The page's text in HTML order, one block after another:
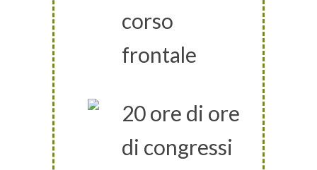
corso
frontale
20 ore di ore
di congressi